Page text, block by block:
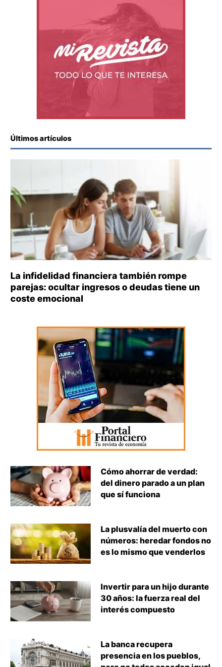
Últimos artículos
La infidelidad financiera también rompe
parejas: ocultar ingresos o deudas tiene un
coste emocional
Cómo ahorrar de verdad:
del dinero parado a un plan
que sí funciona
La plusvalía del muerto con
números: heredar fondos no
es lo mismo que venderlos
Invertir para un hijo durante
30 años: la fuerza real del
interés compuesto
La banca recupera
presencia en los pueblos,